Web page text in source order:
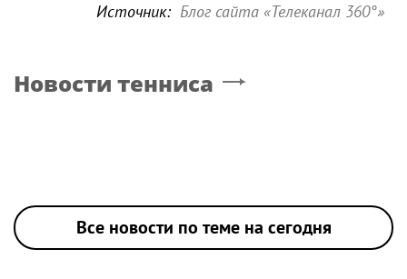
Источник: Блог сайта «Телеканал 360°»
Новости тенниса
Все новости по теме на сегодня